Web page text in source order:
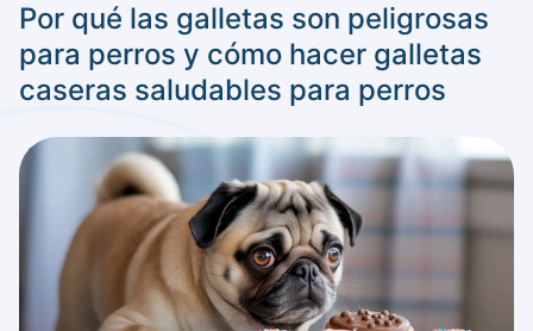
Por qué las galletas son peligrosas
para perros y cómo hacer galletas
caseras saludables para perros